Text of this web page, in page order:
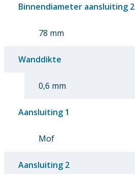
Binnendiameter aansluiting 2
78 mm
Wanddikte
0,6 mm
Aansluiting 1
Mof
Aansluiting 2